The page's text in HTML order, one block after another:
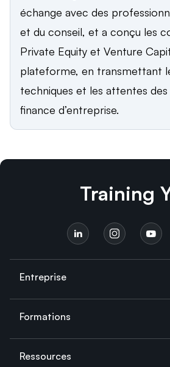
échange avec des
et du conseil, et a conçu les
Private Equity et Venture
plateforme, en transmettant
techniques et les attentes
finance d’entreprise.
Training
Entreprise
Formations
Ressources